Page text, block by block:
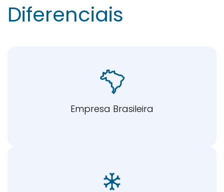
Diferenciais
Empresa Brasileira